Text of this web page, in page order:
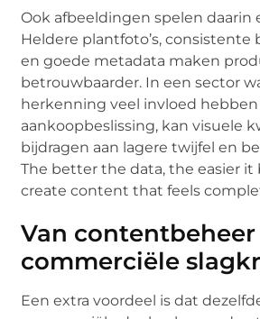
Ook afbeeldingen spelen daarin
Heldere plantfoto’s,
en goede metadata maken
betrouwbaarder. In een sector
herkenning veel invloed hebben
aankoopbeslissing, kan visuele
bijdragen aan lagere twijfel en
The better the data, the easier it
create content that feels
Van
commerciële
Een extra voordeel is dat